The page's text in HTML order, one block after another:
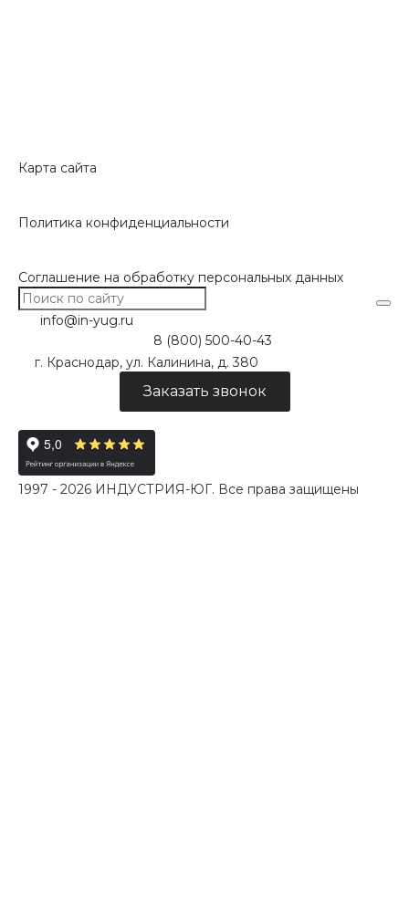
Карта сайта
Политика конфиденциальности
Соглашение на обработку персональных данных
info@in-yug.ru
8 (800) 500-40-43
г. Краснодар, ул. Калинина, д. 380
Заказать звонок
1997 - 2026 ИНДУСТРИЯ-ЮГ. Все права защищены